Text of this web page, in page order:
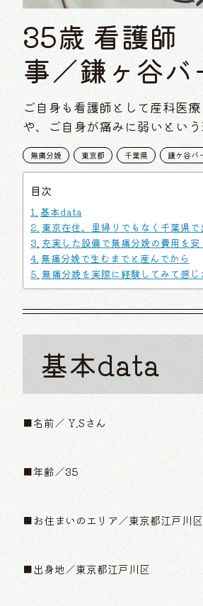
35歳 看護師
事／鎌ヶ谷バ
ご自身も看護師として産科医
や、ご自身が痛みに弱いとい
無痛分娩 東京都 千葉県 鎌ケ谷バ
目次
基本data
東京在住。里帰りでもなく千葉県で
充実した設備で無痛分娩の費用を
無痛分娩で生むまでと産んでから
無痛分娩を実際に経験してみて感じ
基本data
■名前／ Y.Sさん
■年齢／35
■お住まいのエリア／東京都江戸川区
■出身地／東京都江戸川区